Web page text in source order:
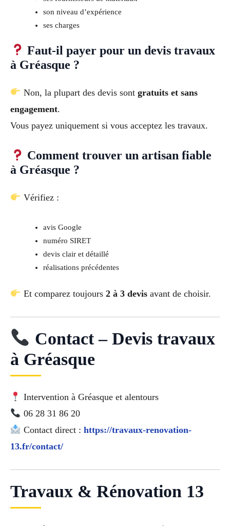
son niveau d’expérience
ses charges
Faut-il payer pour un devis travaux
à Gréasque ?
Non, la plupart des devis sont gratuits et sans
engagement.
Vous payez uniquement si vous acceptez les travaux.
Comment trouver un artisan fiable
à Gréasque ?
Vérifiez :
avis Google
numéro SIRET
devis clair et détaillé
réalisations précédentes
Et comparez toujours 2 à 3 devisavant de choisir.
Contact – Devis travaux
à Gréasque
Intervention à Gréasque et alentours
06 28 31 86 20
Contact direct : https://travaux-renovation-
13.fr/contact/
Travaux & Rénovation 13